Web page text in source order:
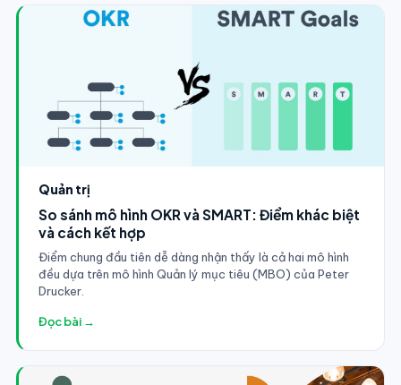
Quản trị
So sánh mô hình OKR và SMART: Điểm khác biệt
và cách kết hợp
Điểm chung đầu tiên dễ dàng nhận thấy là cả hai mô hình
đều dựa trên mô hình Quản lý mục tiêu (MBO) của Peter
Drucker.
Đọc bài →